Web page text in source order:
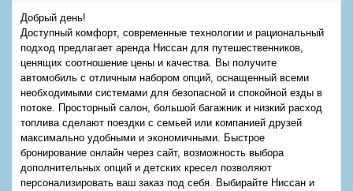
Добрый день!
Доступный комфорт, современные технологии и рациональный
подход предлагает аренда Ниссан для путешественников,
ценящих соотношение цены и качества. Вы получите
автомобиль с отличным набором опций, оснащенный всеми
необходимыми системами для безопасной и спокойной езды в
потоке. Просторный салон, большой багажник и низкий расход
топлива сделают поездки с семьей или компанией друзей
максимально удобными и экономичными. Быстрое
бронирование онлайн через сайт, возможность выбора
дополнительных опций и детских кресел позволяют
персонализировать ваш заказ под себя. Выбирайте Ниссан и